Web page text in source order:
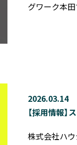
グワーク本
2026.03.14
【採用情報】
株式会社ハ